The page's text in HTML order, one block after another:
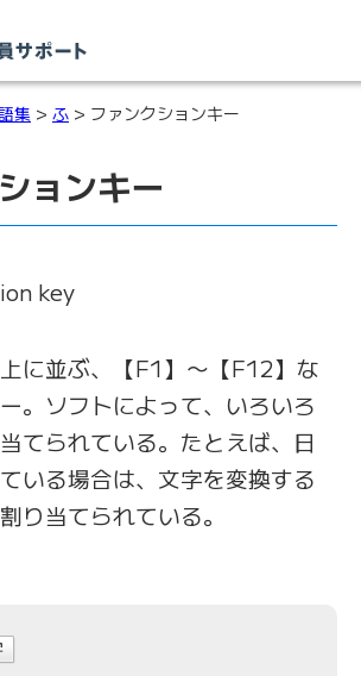
集 > ふ > ファンクションキー
ョンキー
key
に並ぶ、【F1】〜【F12】な
。ソフトによって、いろいろ
てられている。たとえば、日
いる場合は、文字を変換する
り当てられている。